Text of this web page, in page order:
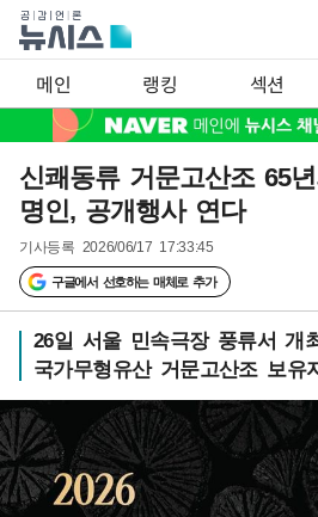
메인 랭킹 섹션
신쾌동류 거문고산조 65
명인, 공개행사 연다
기사등록 2026/06/17 17:33:45
구글에서 선호하는 매체로 추가
26일 서울 민속극장 풍류서 개
국가무형유산 거문고산조 보유